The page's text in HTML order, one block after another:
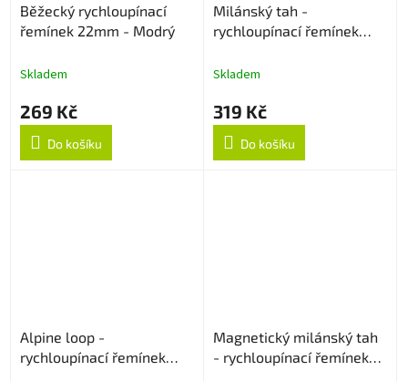
Běžecký rychloupínací
řemínek 22mm - Modrý
Skladem
269 Kč
Do košíku
Milánský tah -
rychloupínací řemínek
Skladem
319 Kč
Do košíku
Alpine loop -
rychloupínací řemínek
Magnetický milánský tah
- rychloupínací řemínek